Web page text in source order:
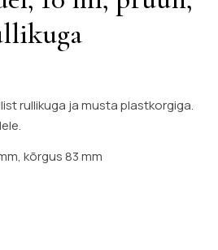
rullikuga ja musta plastkorgiga.
kõrgus 83 mm